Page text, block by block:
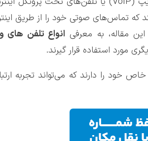
که تماس‌های صوتی خود را از طریق
مقاله، به معرفی انواع تلفن های
مورد استفاده قرار گیرند.
خود را دارند که می‌تواند تجربه